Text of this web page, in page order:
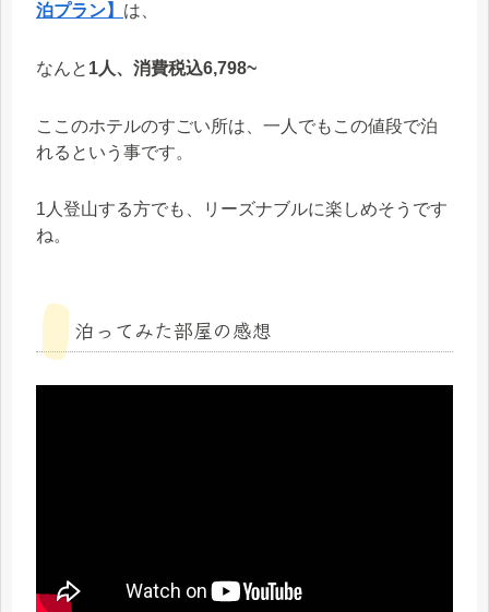
泊プラン】 は、
なんと 1人、消費税込6,798~
ここのホテルのすごい所は、一人でもこの値段で泊
れるという事です。
1人登山する方でも、リーズナブルに楽しめそうです
ね。
泊ってみた部屋の感想